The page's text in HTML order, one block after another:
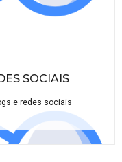
SOCIAIS
e redes sociais